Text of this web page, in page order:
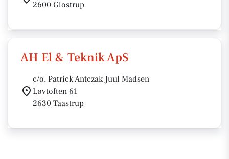
2600 Glostrup
AH El & Teknik ApS
c/o. Patrick Antczak Juul Madsen
Løvtoften 61
2630 Taastrup